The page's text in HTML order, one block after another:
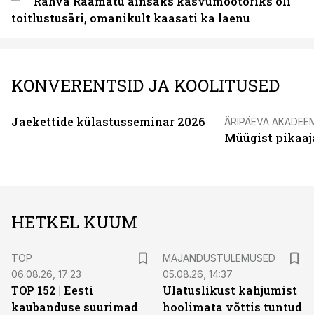
toitlustusäri, omanikult kaasati ka laenu
KONVERENTSID JA KOOLITUSED
Jaekettide külastusseminar 2026 ÄRIPÄEVA
Müügist
HETKEL KUUM
TOP
06.08.26, 17:23
TOP 152 | Eesti
kaubanduse suurimad
MAJANDUSTULEMUSED
05.08.26, 14:37
Ulatuslikust kahjumist
hoolimata võttis tuntud